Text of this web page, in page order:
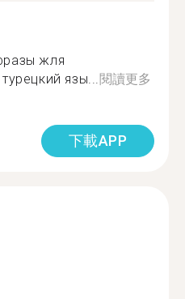
жля
язы...閱讀更多
下載APP